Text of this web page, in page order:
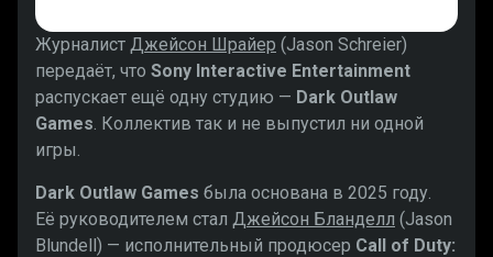
Журналист Джейсон Шрайер (Jason Schreier)
передаёт, что Sony Interactive Entertainment
распускает ещё одну студию — Dark Outlaw
Games. Коллектив так и не выпустил ни одной
игры.
Dark Outlaw Games была основана в 2025 году.
Её руководителем стал Джейсон Бланделл (Jason
Blundell) — исполнительный продюсер Call of Duty: